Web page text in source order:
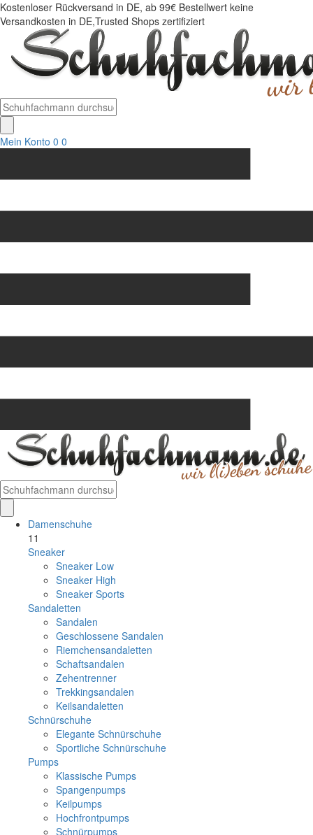
Kostenloser Rückversand in DE, ab 99€ Bestellwert keine
Versandkosten in DE,Trusted Shops zertifiziert
Mein Konto 0 0
Damenschuhe
11
Sneaker
Sneaker Low
Sneaker High
Sneaker Sports
Sandaletten
Sandalen
Geschlossene Sandalen
Riemchensandaletten
Schaftsandalen
Zehentrenner
Trekkingsandalen
Keilsandaletten
Schnürschuhe
Elegante Schnürschuhe
Sportliche Schnürschuhe
Pumps
Klassische Pumps
Spangenpumps
Keilpumps
Hochfrontpumps
Schnürpumps